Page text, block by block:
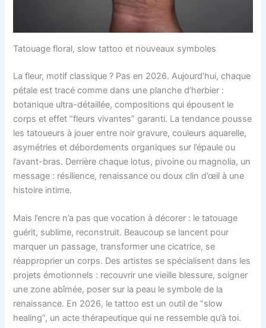
Tatouage floral, slow tattoo et nouveaux symboles
La fleur, motif classique ? Pas en 2026. Aujourd’hui, chaque
pétale est tracé comme dans une planche d’herbier :
botanique ultra-détaillée, compositions qui épousent le
corps et effet “fleurs vivantes” garanti. La tendance pousse
les tatoueurs à jouer entre noir gravure, couleurs aquarelle,
asymétries et débordements organiques sur l’épaule ou
l’avant-bras. Derrière chaque lotus, pivoine ou magnolia, un
message : résilience, renaissance ou doux clin d’œil à une
histoire intime.
Mais l’encre n’a pas que vocation à décorer : le tatouage
guérit, sublime, reconstruit. Beaucoup se lancent pour
marquer un passage, transformer une cicatrice, se
réapproprier un corps. Des artistes se spécialisent dans les
projets émotionnels : recouvrir une vieille blessure, soigner
une zone abîmée, poser sur la peau le symbole de la
renaissance. En 2026, le tattoo est un outil de “slow
healing”, un acte thérapeutique qui ne ressemble qu’à toi.